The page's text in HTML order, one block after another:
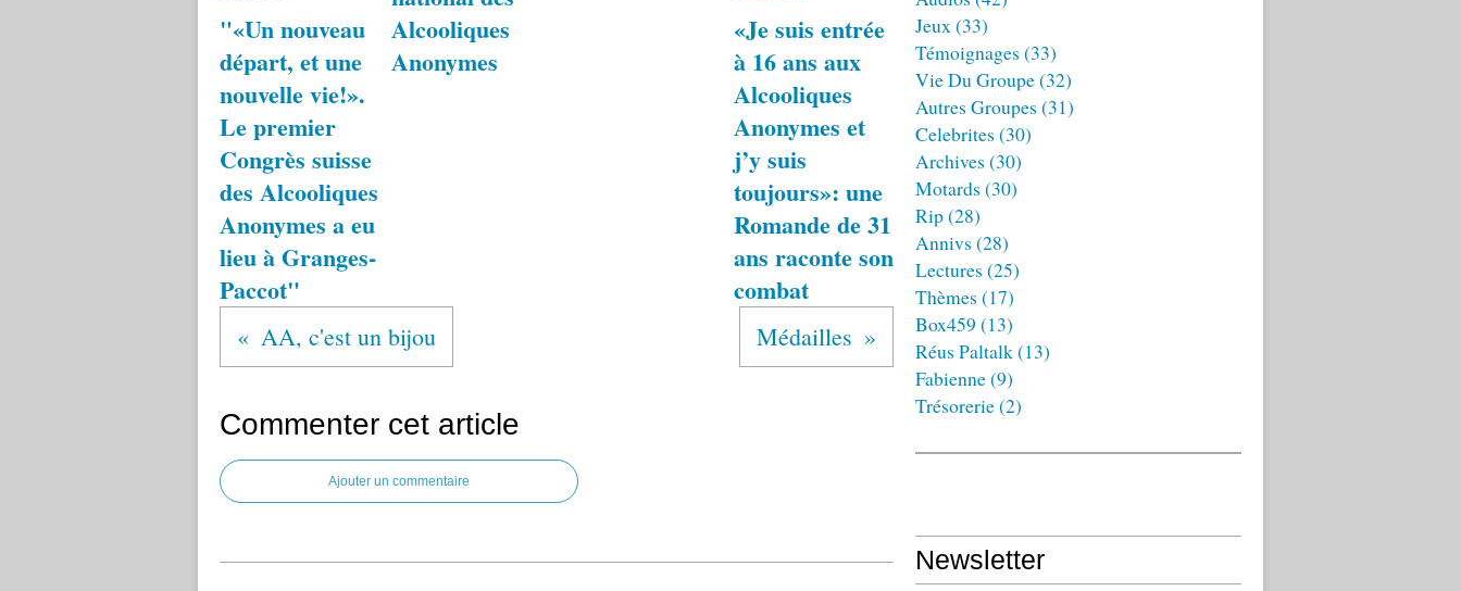
"«Un nouveau
départ, et une
nouvelle vie!».
Le premier
Congrès suisse
des Alcooliques
Anonymes a eu
lieu à Granges-
Paccot"
Alcooliques
Anonymes
«Je suis entrée
à 16 ans aux
Alcooliques
Anonymes et
j’y suis
toujours»: une
Romande de 31
ans raconte son
combat
AA, c'est un bijou Médailles
Commenter cet article
Ajouter un commentaire
Jeux(33)
Témoignages (33)
Vie Du Groupe(32)
Autres Groupes (31)
Celebrites (30)
Archives (30)
Motards (30)
Rip(28)
Annivs (28)
Lectures (25)
Thèmes (17)
Box459 (13)
Réus Paltalk(13)
Fabienne(9)
Trésorerie(2)
Newsletter